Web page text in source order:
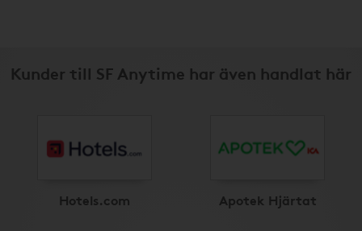
Kunder till SF Anytime har även handlat här
Hotels.com Apotek Hjärtat